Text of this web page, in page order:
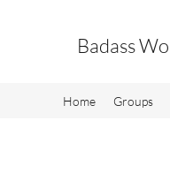
Badass
Home Groups